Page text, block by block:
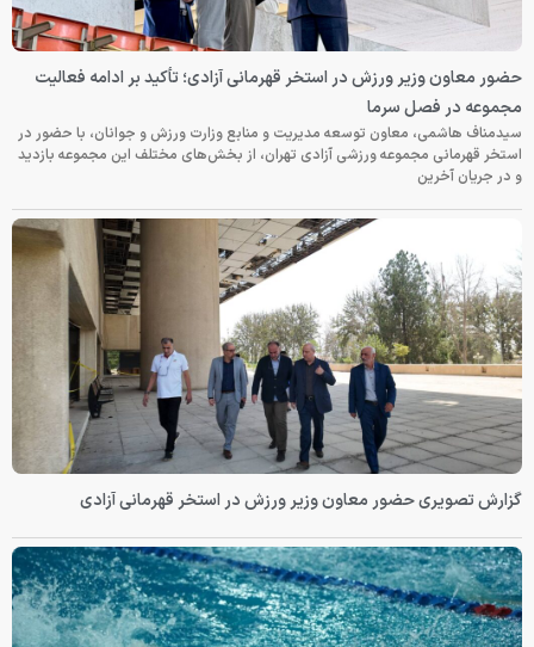
حضور معاون وزیر ورزش در استخر قهرمانی آزادی؛ تأکید بر ادامه فعالیت
مجموعه در فصل سرما
سیدمناف هاشمی، معاون توسعه مدیریت و منابع وزارت ورزش و جوانان، با حضور در
استخر قهرمانی مجموعه ورزشی آزادی تهران، از بخش‌های مختلف این مجموعه بازدید
و در جریان آخرین
گزارش تصویری حضور معاون وزیر ورزش در استخر قهرمانی آزادی